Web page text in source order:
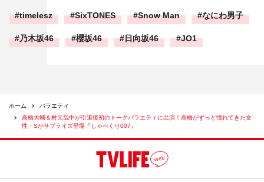
timelesz SixTONES Snow Man なにわ男子
乃木坂46 櫻坂46 日向坂46 JO1
ホーム
バラエティ
高橋大輔＆村元哉中が引退後初のトークバラエティに出演！高橋がずっと憧れてきた女
性・Sがサプライズ登場『しゃべくり007』